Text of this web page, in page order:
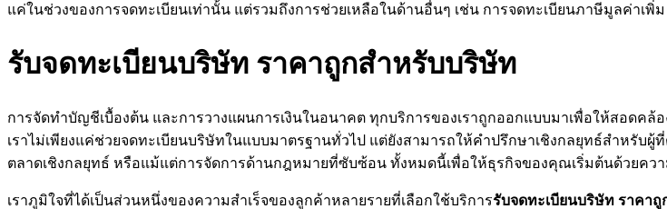
แค่ในช่วงของการจดทะเบียนเท่านั้น แต่รวมถึงการช่วยเหลือในด้านอื่นๆ เช่น การจดทะเบียนภาษีมูลค่าเพิ่ม
รับจดทะเบียนบริษัท ราคาถูกสำหรับบริษัท
การจัดทำบัญชีเบื้องต้น และการวางแผนการเงินในอนาคต ทุกบริการของเราถูกออกแบบมาเพื่อให้สอด
เราไม่เพียงแค่ช่วยจดทะเบียนบริษัทในแบบมาตรฐานทั่วไป แต่ยังสามารถให้คำปรึกษาเชิงกลยุทธ์สำหรับ
ตลาดเชิงกลยุทธ์ หรือแม้แต่การจัดการด้านกฎหมายที่ซับซ้อน ทั้งหมดนี้เพื่อให้ธุรกิจของคุณเริ่มต้นด้วยคว
เราภูมิใจที่ได้เป็นส่วนหนึ่งของความสำเร็จของลูกค้าหลายรายที่เลือกใช้บริการรับจดทะเบียนบริษัท ราคาถู